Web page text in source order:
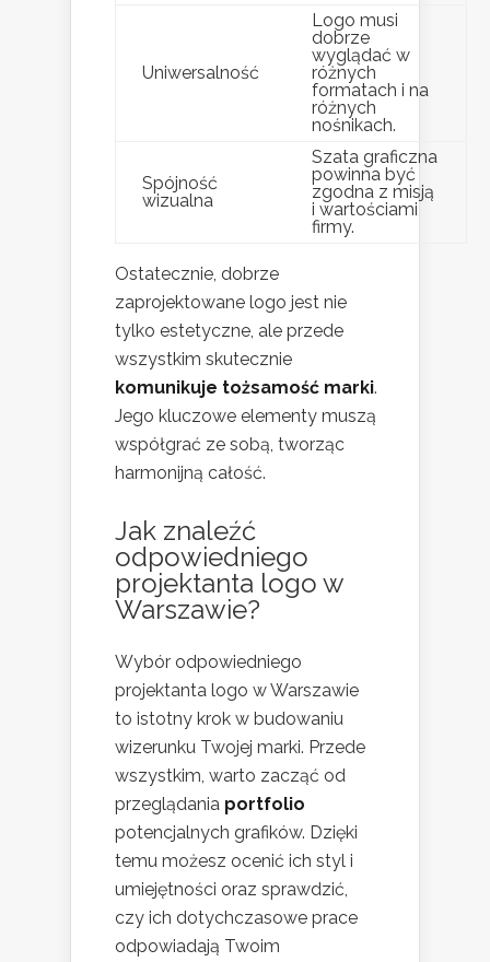
Uniwersalność
Logo musi
dobrze
wyglądać w
różnych
formatach i na
różnych
nośnikach.
Spójność
wizualna
Szata graficzna
powinna być
zgodna z misją
i wartościami
firmy.
Ostatecznie, dobrze
zaprojektowane logo jest nie
tylko estetyczne, ale przede
wszystkim skutecznie
komunikuje tożsamość marki.
Jego kluczowe elementy muszą
współgrać ze sobą, tworząc
harmonijną całość.
Jak znaleźć
odpowiedniego
projektanta logo w
Warszawie?
Wybór odpowiedniego
projektanta logo w Warszawie
to istotny krok w budowaniu
wizerunku Twojej marki. Przede
wszystkim, warto zacząć od
przeglądania portfolio
potencjalnych grafików. Dzięki
temu możesz ocenić ich styl i
umiejętności oraz sprawdzić,
czy ich dotychczasowe prace
odpowiadają Twoim